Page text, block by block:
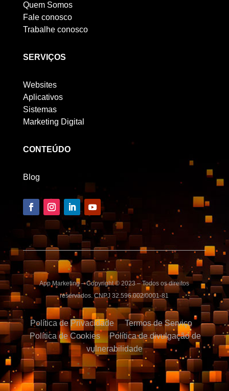
Quem Somos
Fale conosco
Trabalhe conosco
SERVIÇOS
Websites
Aplicativos
Sistemas
Marketing Digital
CONTEÚDO
Blog
App Marketing – Copyright © 2023 – Todos os direitos
reservados. CNPJ 32.596.002/0001-81
Política de Privacidade
Termos de Serviço
Política de Cookies
Política de divulgação de
vulnerabilidade